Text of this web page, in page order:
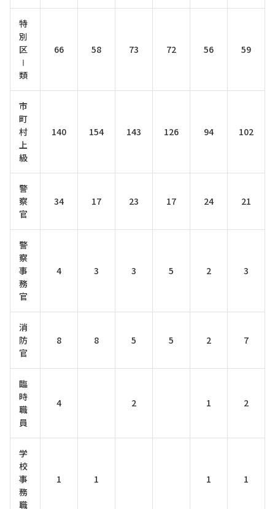
特
別
区
Ⅰ
類
66 58 73 72 56 59
市
町
村
上
級
140 154 143 126 94 102
警
察
官
34 17 23 17 24 21
警
察
事
務
官
4 3 3 5 2 3
消
防
官
8 8 5 5 2 7
臨
時
職
員
4 2 1 2
学
校
事
務
職
1 1 1 1